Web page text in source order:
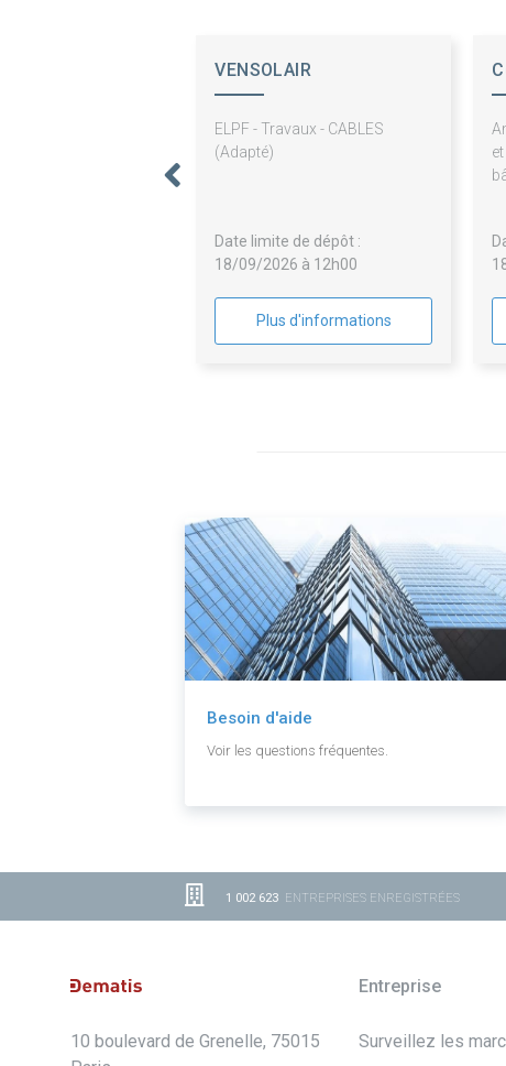
VENSOLAIR
ELPF - Travaux - CABLES
(Adapté)
Date limite de dépôt :
18/09/2026 à 12h00
Plus d'informations
Besoin d'aide
Voir les questions fréquentes.
1 002 623 ENTREPRISES ENREGISTRÉES
10 boulevard de Grenelle, 75015
Entreprise
Surveillez les